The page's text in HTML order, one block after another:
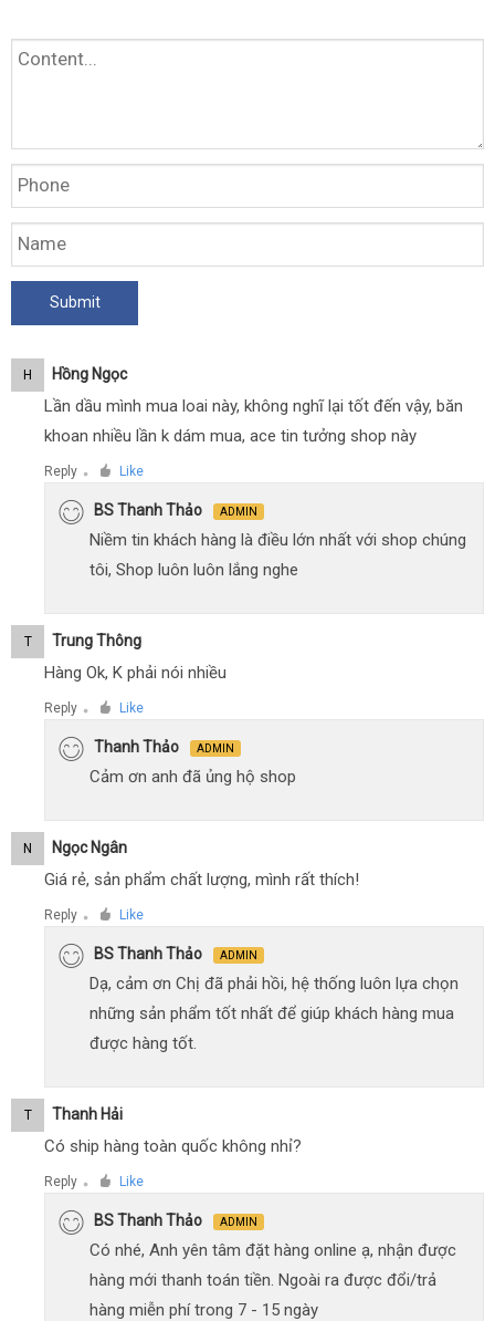
H Hồng Ngọc
Lần dầu mình mua loai này, không nghĩ lại tốt đến vậy, băn
khoan nhiều lần k dám mua, ace tin tưởng shop này
Reply ● Like
BS Thanh Thảo ADMIN
Niềm tin khách hàng là điều lớn nhất với shop chúng
tôi, Shop luôn luôn lắng nghe
T Trung Thông
Hàng Ok, K phải nói nhiều
Reply ● Like
Thanh Thảo ADMIN
Cảm ơn anh đã ủng hộ shop
N Ngọc Ngân
Giá rẻ, sản phẩm chất lượng, mình rất thích!
Reply ● Like
BS Thanh Thảo ADMIN
Dạ, cảm ơn Chị đã phải hồi, hệ thống luôn lựa chọn
những sản phẩm tốt nhất để giúp khách hàng mua
được hàng tốt.
T Thanh Hải
Có ship hàng toàn quốc không nhỉ?
Reply ● Like
BS Thanh Thảo ADMIN
Có nhé, Anh yên tâm đặt hàng online ạ, nhận được
hàng mới thanh toán tiền. Ngoài ra được đổi/trả
hàng miễn phí trong 7 - 15 ngày